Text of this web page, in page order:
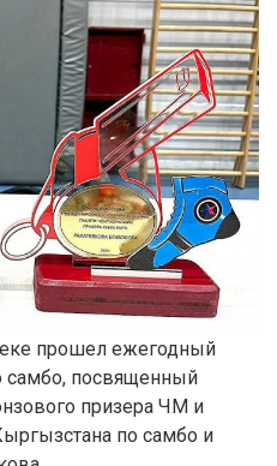
прошел ежегодный
самбо, посвященный
призера ЧМ и
по самбо и